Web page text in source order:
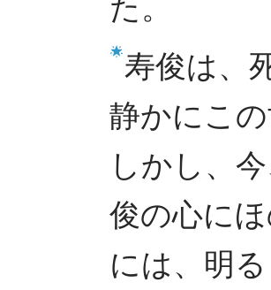
た。
寿俊は、
静かにこ
しかし、
俊の心に
には、明